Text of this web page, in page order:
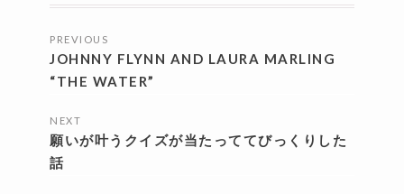
稿
ナ
ビ
ゲ
ー
PREVIOUS
JOHNNY FLYNN AND LAURA MARLING
“THE WATER”
NEXT
願いが叶うクイズが当たっててびっくりした
話